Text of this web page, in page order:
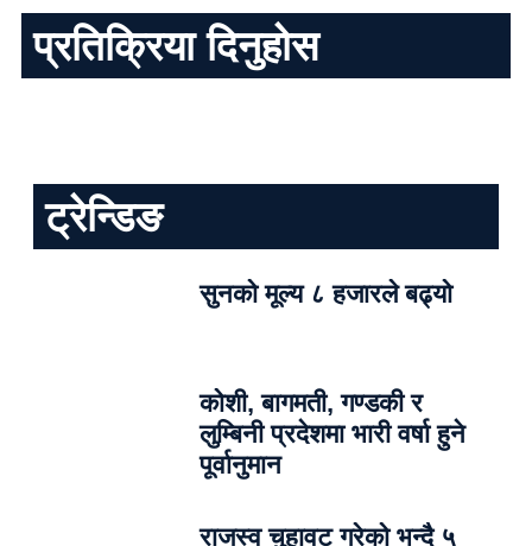
प्रतिक्रिया दिनुहोस
ट्रेन्डिङ
सुनको मूल्य ८ हजारले बढ्यो
कोशी, बागमती, गण्डकी र
लुम्बिनी प्रदेशमा भारी वर्षा हुने
पूर्वानुमान
राजस्व चुहावट गरेको भन्दै ५